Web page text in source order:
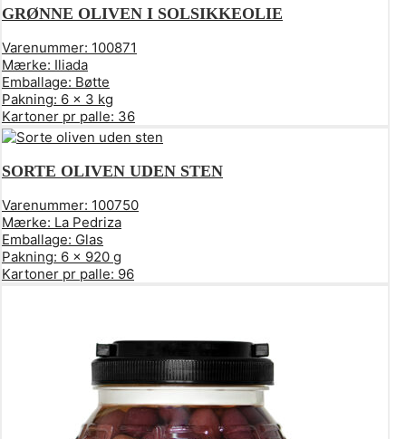
GRØNNE OLIVEN I SOLSIKKEOLIE
Varenummer: 100871
Mærke: Iliada
Emballage: Bøtte
Pakning: 6 x 3 kg
Kartoner pr palle: 36
SORTE OLIVEN UDEN STEN
Varenummer: 100750
Mærke: La Pedriza
Emballage: Glas
Pakning: 6 x 920 g
Kartoner pr palle: 96